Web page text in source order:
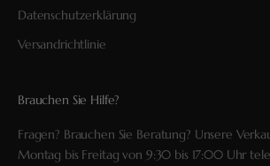
Datenschutzerklärung
Versandrichtlinie
Brauchen Sie Hilfe?
Fragen? Brauchen Sie Beratung? Unsere
Montag bis Freitag von 9:30 bis 17:00 Uhr